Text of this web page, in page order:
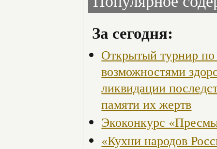
За сегодня:
Открытый турнир
возможностями
ликвидации
памяти их жертв
Экоконкурс
«Кухни народов